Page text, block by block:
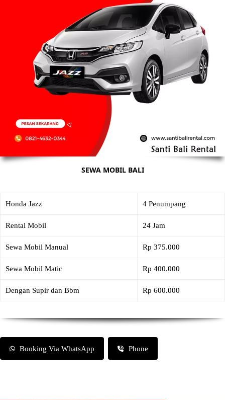
SEWA MOBIL BALI
Honda Jazz 4 Penumpang
Rental Mobil 24 Jam
Sewa Mobil Manual Rp 375.000
Sewa Mobil Matic Rp 400.000
Dengan Supir dan Bbm Rp 600.000
Booking Via WhatsApp Phone